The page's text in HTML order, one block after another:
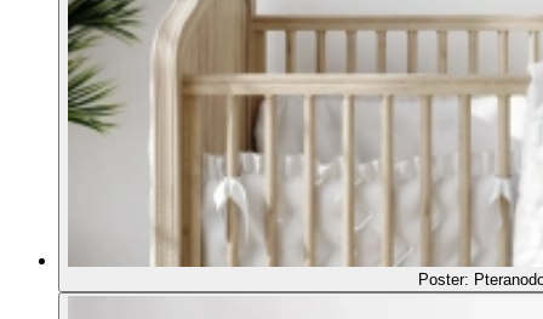
Poster: